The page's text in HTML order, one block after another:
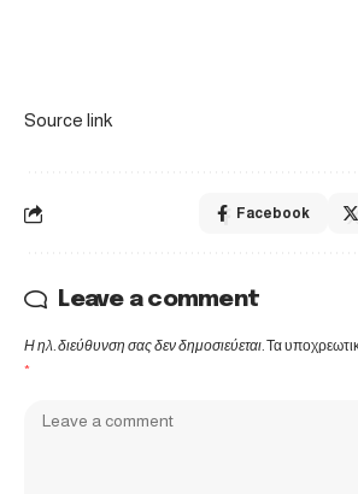
Source link
Facebook
Leave a comment
Η ηλ. διεύθυνση σας δεν δημοσιεύεται.Τα
*